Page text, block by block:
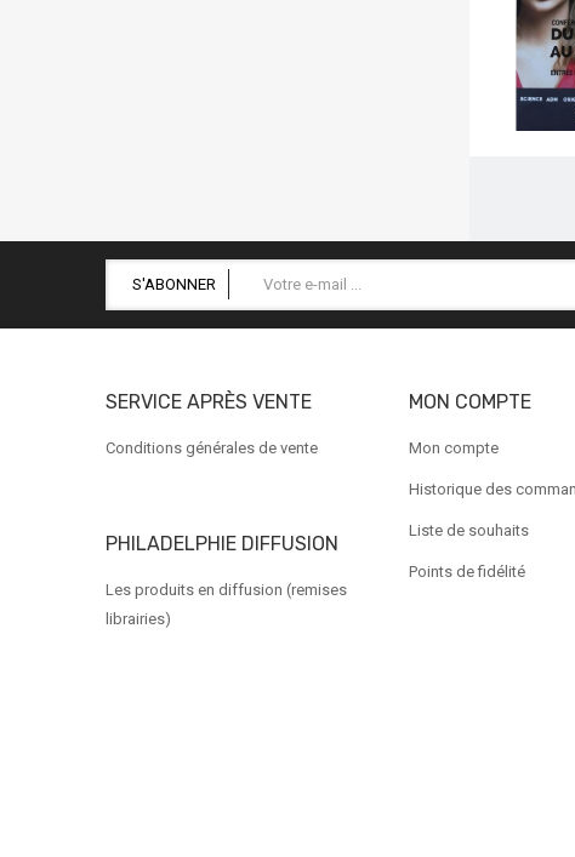
S'ABONNER
SERVICE APRÈS VENTE
Conditions générales de vente
PHILADELPHIE DIFFUSION
Les produits en diffusion (remises
librairies)
MON COMPTE
Mon compte
Historique des
Liste de souhaits
Points de fidélité